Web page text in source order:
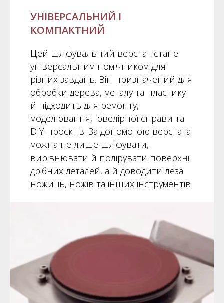
УНІВЕРСАЛЬНИЙ І
КОМПАКТНИЙ
Цей шліфувальний верстат стане
універсальним помічником для
різних завдань. Він призначений для
обробки дерева, металу та пластику
й підходить для ремонту,
моделювання, ювелірної справи та
DIY-проєктів. За допомогою верстата
можна не лише шліфувати,
вирівнювати й полірувати поверхні
дрібних деталей, а й доводити леза
ножиць, ножів та інших інструментів